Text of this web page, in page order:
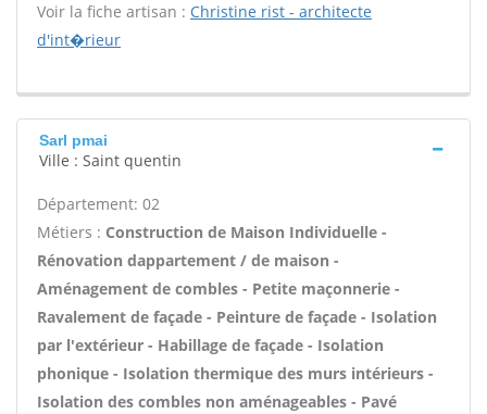
Voir la fiche artisan : Christine rist - architecte
d'int�rieur
Sarl pmai
Ville : Saint quentin
Département: 02
Métiers : Construction de Maison Individuelle -
Rénovation dappartement / de maison -
Aménagement de combles - Petite maçonnerie -
Ravalement de façade - Peinture de façade - Isolation
par l'extérieur - Habillage de façade - Isolation
phonique - Isolation thermique des murs intérieurs -
Isolation des combles non aménageables - Pavé